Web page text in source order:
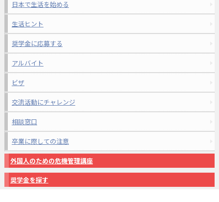
日本で生活を始める
生活ヒント
奨学金に応募する
アルバイト
ビザ
交流活動にチャレンジ
相談窓口
卒業に際しての注意
外国人のための危機管理講座
奨学金を探す